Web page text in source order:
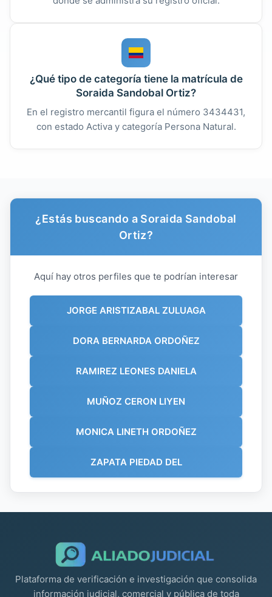
¿Qué tipo de categoría tiene la matrícula de
Soraida Sandobal Ortiz?
En el registro mercantil figura el número 3434431,
con estado Activa y categoría Persona Natural.
¿Estás buscando a Soraida Sandobal
Ortiz?
Aquí hay otros perfiles que te podrían interesar
JORGE ARISTIZABAL ZULUAGA
DORA BERNARDA ORDOÑEZ
RAMIREZ LEONES DANIELA
MUÑOZ CERON LIYEN
MONICA LINETH ORDOÑEZ
ZAPATA PIEDAD DEL
Plataforma de verificación e investigación que consolida
información judicial, comercial y pública de toda